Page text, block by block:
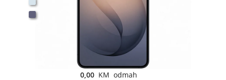
0,00 KM odmah